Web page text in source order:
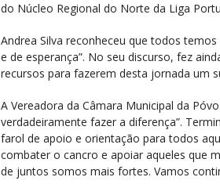
do Núcleo Regional do Norte da Liga
Andrea Silva reconheceu que todos
e de esperança”. No seu discurso, fez
recursos para fazerem desta jornada um
A Vereadora da Câmara Municipal da
verdadeiramente fazer a diferença”.
farol de apoio e orientação para todos
combater o cancro e apoiar aqueles que
de juntos somos mais fortes. Vamos